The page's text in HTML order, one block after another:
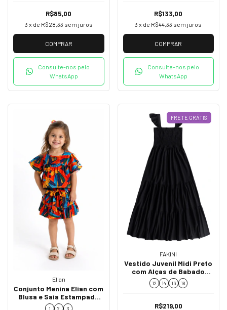
R$85,00
3 x de R$28,33 sem juros
COMPRAR
Consulte-nos pelo
WhatsApp
R$133,00
3 x de R$44,33 sem juros
COMPRAR
Consulte-nos pelo
WhatsApp
Elian
Conjunto Menina Elian com
Blusa e Saia Estampada
232375
1 2 3
FRETE GRÁTIS
FAKINI
Vestido Juvenil Midi Preto
com Alças de Babado
02841
12 14 16 18
R$219,00